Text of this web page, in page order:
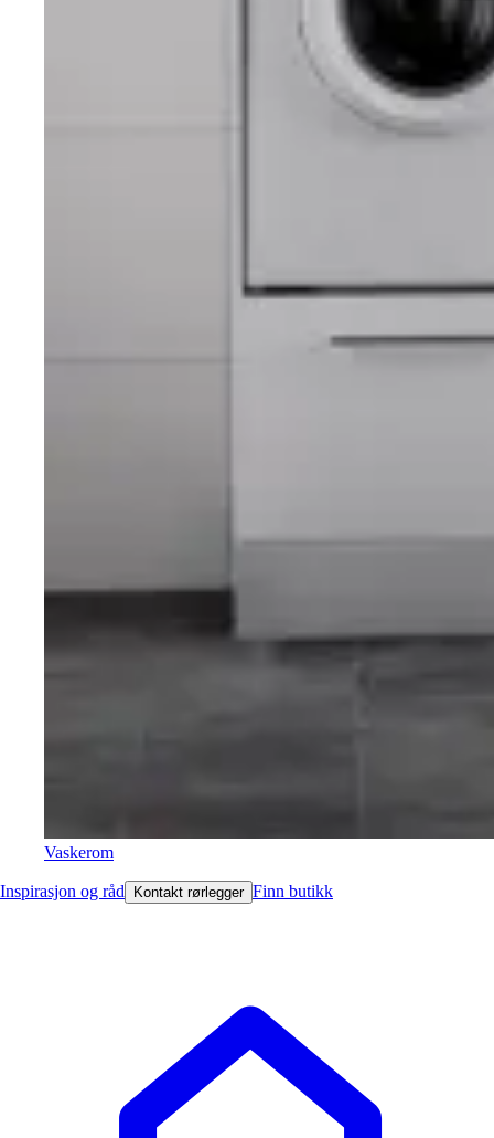
Vaskerom
Inspirasjon og råd Kontakt rørlegger Finn butikk